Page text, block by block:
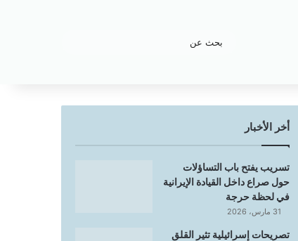
أخر الأخبار
تسريب يفتح باب التساؤلات
حول صراع داخل القيادة الإيرانية
في لحظة حرجة
31 مارس، 2026
تصريحات إسرائيلية تثير القلق